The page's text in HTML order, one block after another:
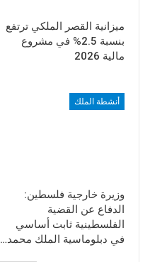
ميزانية القصر الملكي ترتفع
بنسبة 2.5% في مشروع
مالية 2026
أنشطة الملك
وزيرة خارجية فلسطين:
الدفاع عن القضية
الفلسطينية ثابت أساسي
في دبلوماسية الملك محمد…